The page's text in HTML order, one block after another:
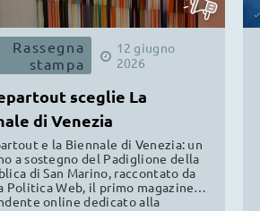
Rassegna
stampa
12 giugno
2026
sceglie La
di Venezia
e la Biennale di Venezia: un
a sostegno del Padiglione della
di San Marino, raccontato da
Politica Web, il primo magazine
online dedicato alla